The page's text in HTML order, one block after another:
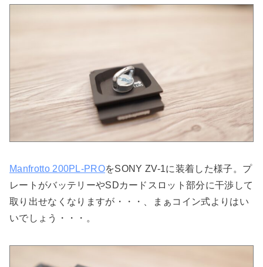
Manfrotto 200PL-PROをSONY ZV-1に装着した様子。プ
レートがバッテリーやSDカードスロット部分に干渉して
取り出せなくなりますが・・・、まぁコイン式よりはい
いでしょう・・・。